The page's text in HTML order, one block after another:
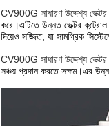
CV900G সাধারণ উদ্দেশ্য
করে।এটিতে উন্নত ভেক্টর কন্ট্রোল
দিয়েও সজ্জিত, যা সামগ্রিক
CV900G সাধারণ উদ্দেশ্য
সঞ্চয় প্রদান করতে সক্ষম।এর উন্নত